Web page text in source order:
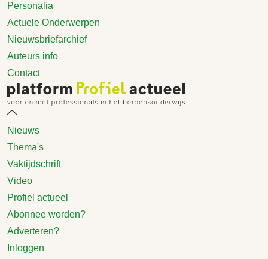
Personalia
Actuele Onderwerpen
Nieuwsbriefarchief
Auteurs info
Contact
Nieuws
Thema's
Vaktijdschrift
Video
Profiel actueel
Abonnee worden?
Adverteren?
Inloggen